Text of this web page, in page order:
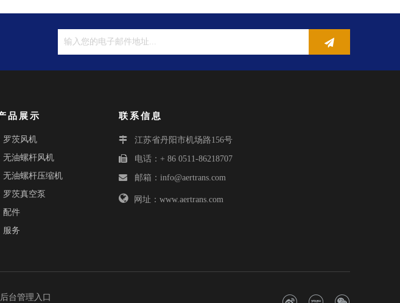
品展示
罗茨风机
无油螺杆风机
无油螺杆压缩机
罗茨真空泵
配件
服务
联系信息
 江苏省丹阳市机场路156号
 电话：+ 86 0511-86218707
 邮箱： info@aertrans.com
 网址：www.aertrans.com
后台管理入口